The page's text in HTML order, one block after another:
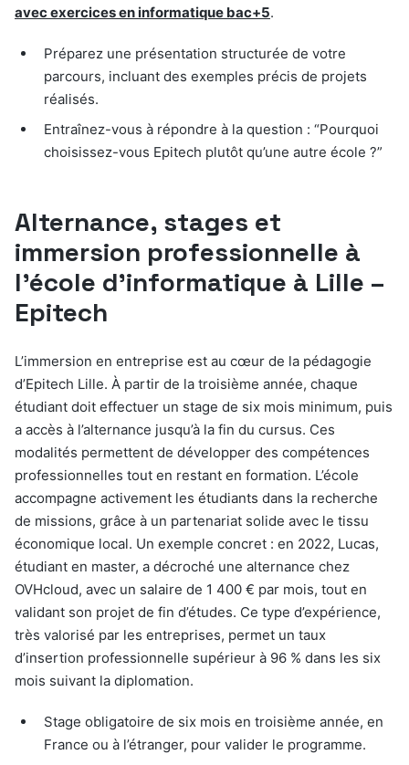
avec exercices en informatique bac+5.
Préparez une présentation structurée de votre
parcours, incluant des exemples précis de projets
réalisés.
Entraînez-vous à répondre à la question : “Pourquoi
choisissez-vous Epitech plutôt qu’une autre école ?”
Alternance, stages et
immersion professionnelle à
l’école d’informatique à Lille –
Epitech
L’immersion en entreprise est au cœur de la pédagogie
d’Epitech Lille. À partir de la troisième année, chaque
étudiant doit effectuer un stage de six mois minimum, puis
a accès à l’alternance jusqu’à la fin du cursus. Ces
modalités permettent de développer des compétences
professionnelles tout en restant en formation. L’école
accompagne activement les étudiants dans la recherche
de missions, grâce à un partenariat solide avec le tissu
économique local. Un exemple concret : en 2022, Lucas,
étudiant en master, a décroché une alternance chez
OVHcloud, avec un salaire de 1 400 € par mois, tout en
validant son projet de fin d’études. Ce type d’expérience,
très valorisé par les entreprises, permet un taux
d’insertion professionnelle supérieur à 96 % dans les six
mois suivant la diplomation.
Stage obligatoire de six mois en troisième année, en
France ou à l’étranger, pour valider le programme.